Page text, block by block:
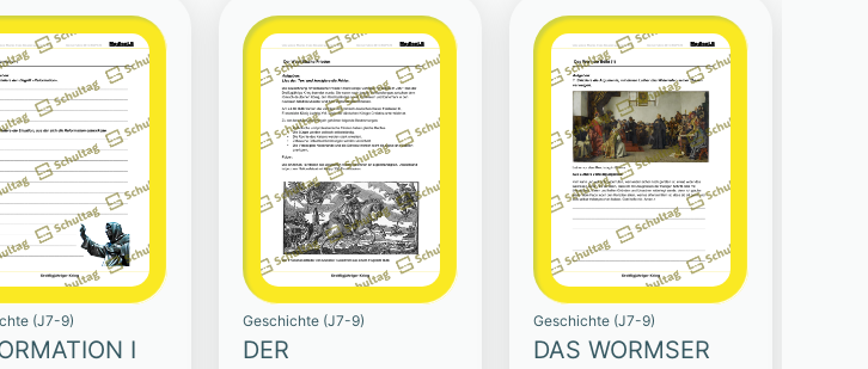
(J7-9)
I
Geschichte (J7-9)
DER
Geschichte (J7-9)
DAS WORMSER